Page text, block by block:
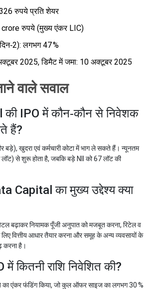
रुपये प्रति शेयर
crore रुपये (मुख्य एंकर LIC)
लगभग 47 %
2025, डिमैट में जमा: 10 अक्टूबर 2025
वाले सवाल
IPO में कौन‑कौन से निवेशक
हैं?
बड़े), खुदरा एवं कर्मचारी कोटा में भाग ले सकते हैं। न्यूनतम
से शुरू होता है, जबकि बड़े NII को 67 लॉट की
Capital का मुख्य उद्देश्य क्या
बढ़ाकर नियामक पूँजी अनुपात को मजबूत करना, रिटेल व
वित्तीय आधार तैयार करना और समूह के अन्य व्यवसायों के
करना है।
कितनी राशि निवेशित की?
एंकर फंडिंग किया, जो कुल ऑफर साइज का लगभग 30 %